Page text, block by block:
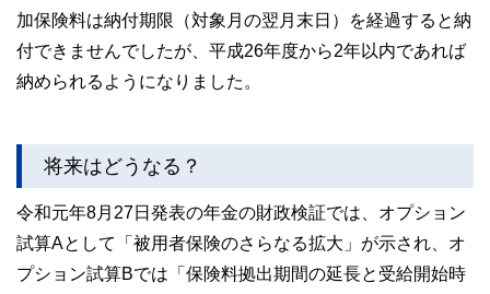
加保険料は納付期限（対象月の翌月末日）を経過すると納
付できませんでしたが、平成26年度から2年以内であれば
納められるようになりました。
将来はどうなる？
令和元年8月27日発表の年金の財政検証では、オプション
試算Aとして「被用者保険のさらなる拡大」が示され、オ
プション試算Bでは「保険料拠出期間の延長と受給開始時